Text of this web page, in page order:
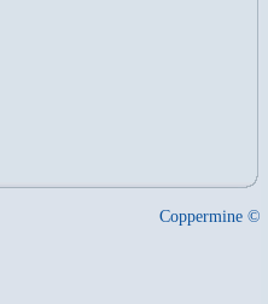
Coppermine ©